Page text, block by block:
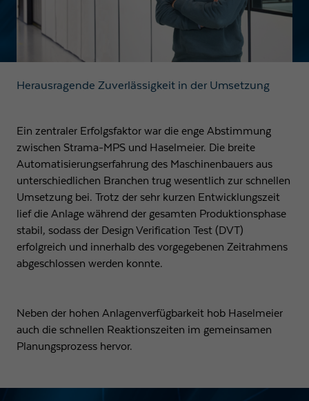
Herausragende Zuverlässigkeit in der Umsetzung
Ein zentraler Erfolgsfaktor war die enge Abstimmung
zwischen Strama-MPS und Haselmeier. Die breite
Automatisierungserfahrung des Maschinenbauers aus
unterschiedlichen Branchen trug wesentlich zur schnellen
Umsetzung bei. Trotz der sehr kurzen Entwicklungszeit
lief die Anlage während der gesamten Produktionsphase
stabil, sodass der Design Verification Test (DVT)
erfolgreich und innerhalb des vorgegebenen Zeitrahmens
abgeschlossen werden konnte.
Neben der hohen Anlagenverfügbarkeit hob Haselmeier
auch die schnellen Reaktionszeiten im gemeinsamen
Planungsprozess hervor.